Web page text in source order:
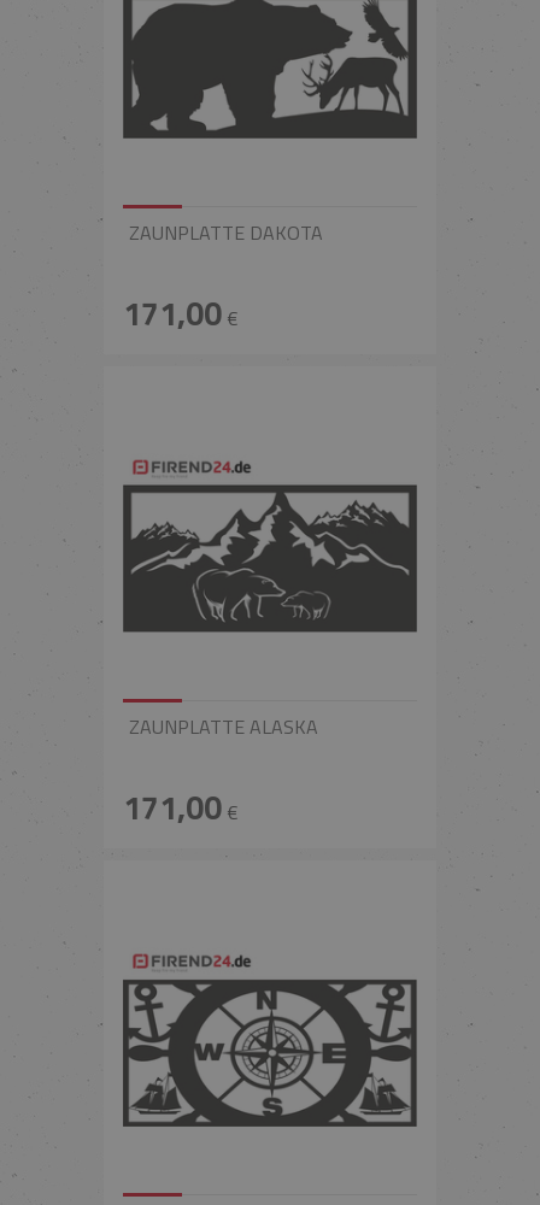
ZAUNPLATTE DAKOTA
171,00€
ZAUNPLATTE ALASKA
171,00€